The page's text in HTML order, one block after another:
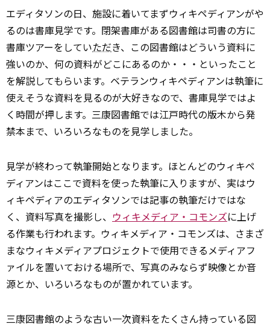
エディタソンの日、施設に着いてまずウィキペディアンがや
るのは書庫見学です。閉架書庫がある図書館は司書の方に
書庫ツアーをしていただき、この図書館はどういう資料に
強いのか、何の資料がどこにあるのか・・・といったこと
を解説してもらいます。ベテランウィキペディアンは執筆に
使えそうな資料を見るのが大好きなので、書庫見学ではよ
く時間が押します。三康図書館では江戸時代の版木から発
禁本まで、いろいろなものを見学しました。
見学が終わって執筆開始となります。ほとんどのウィキペ
ディアンはここで資料を使った執筆に入りますが、実はウ
ィキペディアのエディタソンでは記事の執筆だけではな
く、資料写真を撮影し、 ウィキメディア・コモンズに上げ
る作業も行われます。ウィキメディア・コモンズは、さまざ
まなウィキメディアプロジェクトで使用できるメディアフ
ァイルを置いておける場所で、写真のみならず映像とか音
源とか、いろいろなものが置かれています。
三康図書館のような古い一次資料をたくさん持っている図